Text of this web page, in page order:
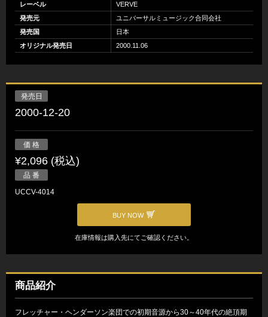
レーベル
VERVE
発売元
ユニバーサルミュージック合同会社
発売国
日本
オリジナル発売日
2000.11.06
発売日
2000-12-20
価 格
¥2,096 (税込)
品 番
UCCV-4014
BUY NOW
在庫情報は購入先にてご確認ください。
商品紹介
フレッチャー・ヘンダーソン楽団での初期音源から30～40年代の絶頂期